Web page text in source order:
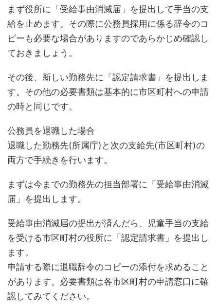
まず役所に「受給事由消滅届」を提出して手当の支
給を止めます。その際に公務員採用に係る辞令のコ
ピーも必要な場合がありますのであらかじめ確認し
ておきましょう。
その後、新しい勤務先に「認定請求書」を提出しま
す。その他の必要書類は基本的に市区町村への申請
の時と同じです。
公務員を退職した場合
退職した勤務先(所属庁)と次の支給先(市区町村)の
両方で手続きを行います。
まずは今までの勤務先の担当部署に「受給事由消滅
届」を提出します。
受給事由消滅届の提出が済んだら、児童手当の支給
を受ける市区町村の役所に「認定請求書」を提出し
ます。
申請する際に退職辞令のコピーの添付を求めること
があります。必要書類は各市区町村の申請窓口に確
認してみてください。